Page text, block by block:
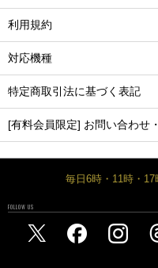
利用規約
対応機種
特定商取引法に基づく表記
[有料会員限定] お問い合わせ
毎日6時・11時・
FOLLOW US